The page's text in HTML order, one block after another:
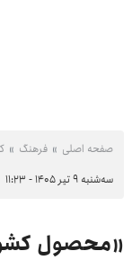
صفحه اصلی فرهنگ
سه‌شنبه ۹ تیر ۱۴۰۵ - ۱۱:۲۳
«محصول کشور